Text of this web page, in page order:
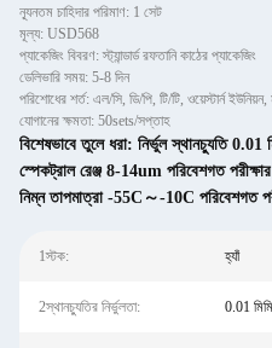
ন্যূনতম চাহিদার পরিমাণ: 1 সেট
মূল্য: USD568
প্যাকেজিং বিবরণ: স্ট্যান্ডার্ড রফতানি কাঠের প্যাকেজিং
ডেলিভারি সময়: 5-8 দিন
পরিশোধের শর্ত: এল/সি, ডি/পি, টি/টি, ওয়েস্টার্ন ইউনিয়ন,
যোগানের ক্ষমতা: 50sets/সপ্তাহ
বিশেষভাবে তুলে ধরা: নির্ভুল স্থানচ্যুতি 0.01
স্পেকট্রাল রেঞ্জ 8-14um পরিবেশগত পরীক্ষার
নিম্ন তাপমাত্রা -55C～-10C পরিবেশগত
1স্টক: হ্যাঁ
2স্থানচ্যুতির নির্ভুলতা: 0.01 মিমি